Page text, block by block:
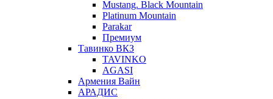
Mustang. Black Mountain
Platinum Mountain
Parakar
Премиум
Тавинко ВКЗ
TAVINKO
AGASI
Армения Вайн
АРАДИС